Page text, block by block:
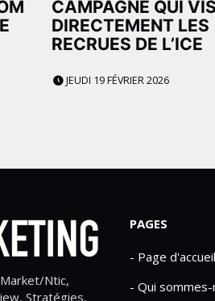
CAMPAGNE QUI
DIRECTEMENT LES
RECRUES DE L’ICE
JEUDI 19 FÉVRIER 2026
Ntic,
Stratégies,
PAGES
- Page d'accueil
- Qui sommes-